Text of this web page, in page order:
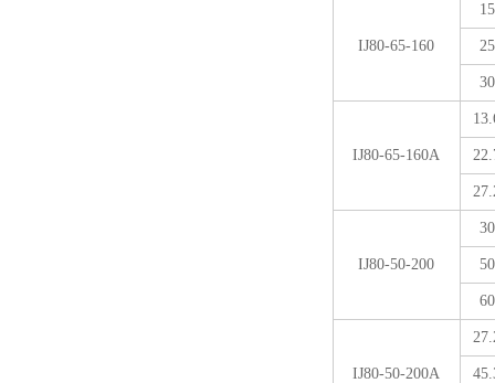
IJ80-65-160
15
25
30
IJ80-65-160A
IJ80-50-200
30
50
60
IJ80-50-200A